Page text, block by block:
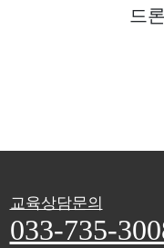
드
교육상담문의
033-735-